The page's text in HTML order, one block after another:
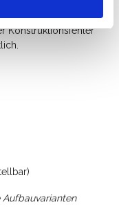
Konstruktionsfehler